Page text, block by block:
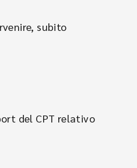
subito
del CPT relativo